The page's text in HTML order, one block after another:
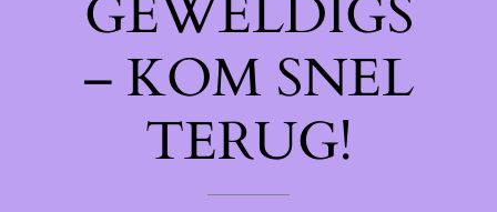
GEWELDIGS
– KOM SNEL
TERUG!